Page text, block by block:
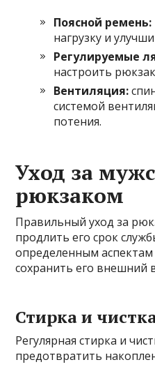
Поясной ремень:
нагрузку и
Регулируемые
настроить
Вентиляция:
системой
потения.
Уход за
рюкзаком
Правильный уход за
продлить его срок
определенным
сохранить его внешний
Стирка и
Регулярная стирка и
предотвратить